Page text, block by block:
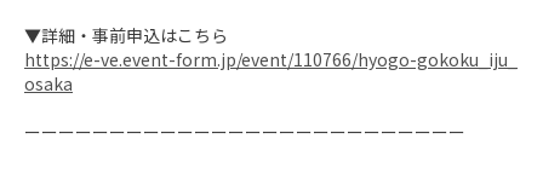
https://e-ve.event-form.jp/event/110766/hyogo-gokoku_iju_
osaka
ーーーーーーーーーーーーーーーーーーーーーーーーーー